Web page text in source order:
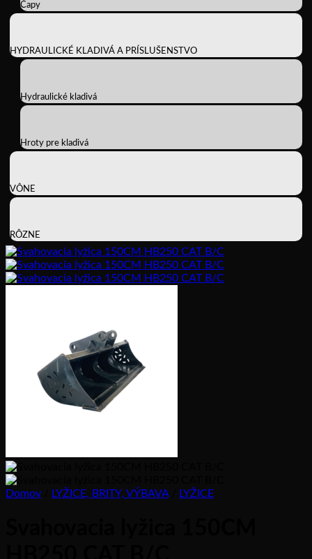
Čapy
HYDRAULICKÉ KLADIVÁ A PRÍSLUŠENSTVO
Hydraulické kladivá
Hroty pre kladivá
VÔNE
RÔZNE
Domov LYŽICE, BRITY, VÝBAVA LYŽICE